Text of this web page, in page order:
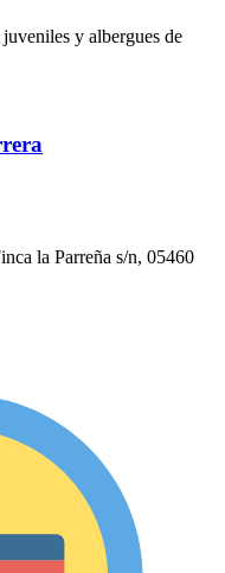
y albergues de
la Parreña s/n, 05460